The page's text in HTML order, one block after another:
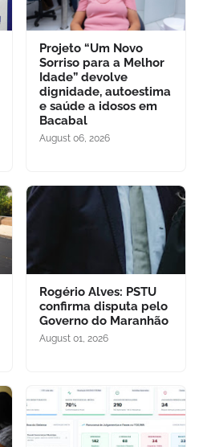
Projeto “Um Novo
Sorriso para a Melhor
Idade” devolve
dignidade, autoestima
e saúde a idosos em
Bacabal
August 06, 2026
Rogério Alves: PSTU
confirma disputa pelo
Governo do Maranhão
August 01, 2026